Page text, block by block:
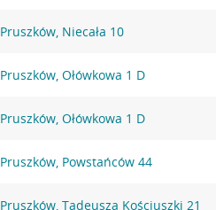
Pruszków, Niecała 10
Pruszków, Ołówkowa 1 D
Pruszków, Ołówkowa 1 D
Pruszków, Powstańców 44
Pruszków, Tadeusza Kościuszki 21